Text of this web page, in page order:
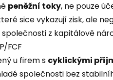
peněžní toky, ne pouze
sice vykazují zisk, ale
z kapitálově
FCF
u firem s cyklickými
společnosti bez